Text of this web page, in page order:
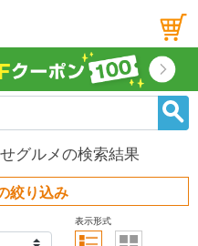
グルメの検索結果
絞り込み
表示形式